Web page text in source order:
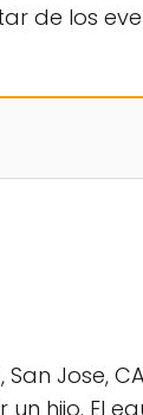
de los
Jose,
hijo. El